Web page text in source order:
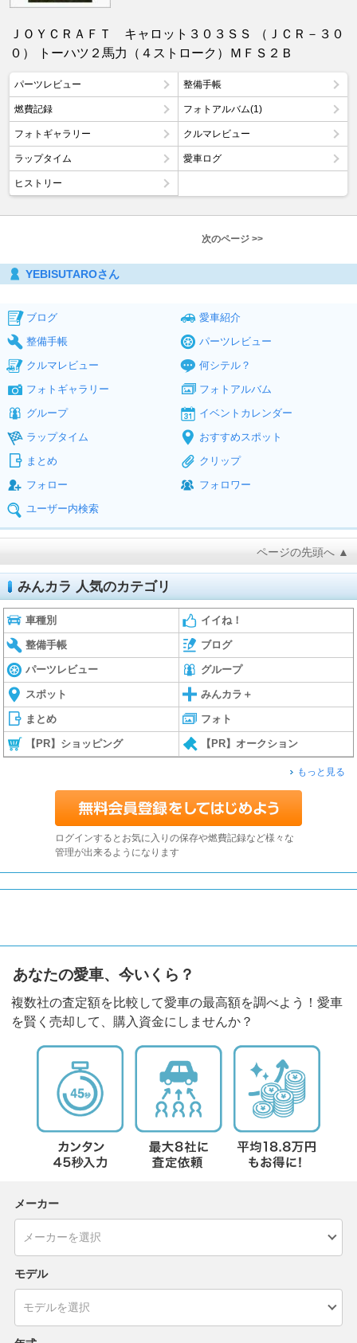
ＪＯＹＣＲＡＦＴ キャロット３０３ＳＳ （ＪＣＲ－３０
０） トーハツ２馬力（４ストローク）ＭＦＳ２Ｂ
パーツレビュー 整備手帳
燃費記録 フォトアルバム(1)
フォトギャラリー クルマレビュー
ラップタイム 愛車ログ
ヒストリー
次のページ >>
YEBISUTAROさん
ブログ
愛車紹介
整備手帳
パーツレビュー
クルマレビュー
何シテル？
フォトギャラリー
フォトアルバム
グループ
イベントカレンダー
ラップタイム
おすすめスポット
まとめ
クリップ
フォロー
フォロワー
ユーザー内検索
ページの先頭へ ▲
みんカラ 人気のカテゴリ
車種別 イイね！
整備手帳 ブログ
パーツレビュー グループ
スポット みんカラ＋
まとめ フォト
【PR】ショッピング 【PR】オークション
もっと見る
ログインするとお気に入りの保存や燃費記録など様々な
管理が出来るようになります
あなたの愛車、今いくら？
複数社の査定額を比較して愛車の最高額を調べよう！愛車
を賢く売却して、購入資金にしませんか？
メーカー
モデル